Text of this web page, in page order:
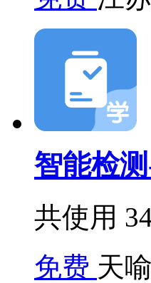
智能检
共使用
免费 天